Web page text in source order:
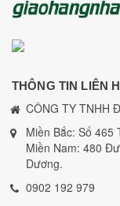
THÔNG TIN LIÊN
CÔNG TY TNHH
Miền Bắc: Số 465
Miền Nam: 480
Dương.
0902 192 979